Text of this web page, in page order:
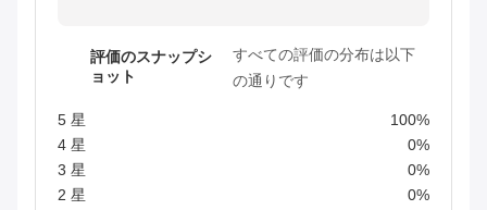
評価のスナップシ
ョット
すべての評価の分布は以下
の通りです
5 星
100%
4 星
0%
3 星
0%
2 星
0%